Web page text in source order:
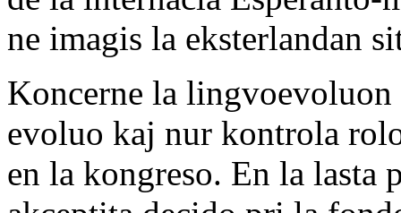
ne imagis la eksterlandan
Koncerne la
evoluo kaj nur kontrola
en la kongreso. En la lasta